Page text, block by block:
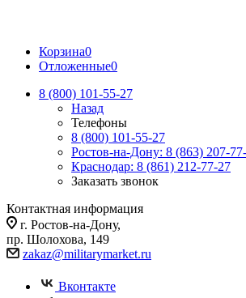
Корзина0
Отложенные0
8 (800) 101-55-27
Назад
Телефоны
8 (800) 101-55-27
Ростов-на-Дону: 8 (863) 207-
Краснодар: 8 (861) 212-77-27
Заказать звонок
Контактная информация
г. Ростов-на-Дону,
пр. Шолохова, 149
zakaz@militarymarket.ru
Вконтакте